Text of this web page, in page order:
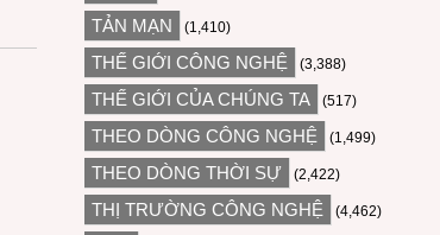
TẢN MẠN (1,410)
THẾ GIỚI CÔNG NGHỆ (3,388)
THẾ GIỚI CỦA CHÚNG TA (517)
THEO DÒNG CÔNG NGHỆ (1,499)
THEO DÒNG THỜI SỰ (2,422)
THỊ TRƯỜNG CÔNG NGHỆ (4,462)